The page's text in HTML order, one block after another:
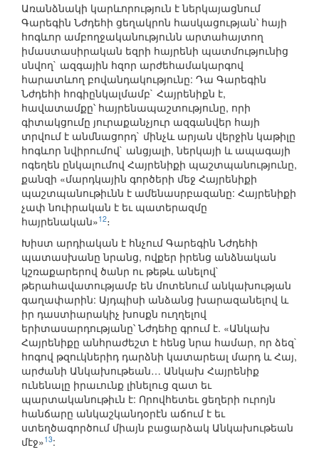
Առանձնակի կարևորություն է ներկայացնում
Գարեգին Նժդեհի ցեղակրոն հասկացության՝ հայի
հոգևոր ամբողջականությունն արտահայտող
իմաստասիրական եզրի հայրենի պատմությունից
սնվող` ազգային հզոր արժեհամակարգով
հարատևող բովանդակությունը: Դա Գարեգին
Նժդեհի հոգիընկալմամբ` Հայրենիքն է,
հավատամքը՝ հայրենապաշտությունը, որի
գիտակցումը յուրաքանչյուր ազգանվեր հայի
տրվում է անմնացորդ` մինչև արյան վերջին կաթիլը
հոգևոր նվիրումով` անցյալի, ներկայի և ապագայի
ոգեղեն ընկալումով Հայրենիքի պաշտպանությունը,
քանզի «մարդկային գործերի մեջ Հայրենիքի
պաշտպանութիւնն է ամենասրբազանը: Հայրենիքի
չափ նուիրական է եւ պատերազմը
հայրենական»12։
Խիստ արդիական է հնչում Գարեգին Նժդեհի
պատասխանը նրանց, ովքեր իրենց անձնական
կշռաքարերով ծանր ու թեթև անելով`
թերահավատությամբ են մոտենում անկախության
գաղափարին: Այդպիսի անձանց խարազանելով և
իր դաստիարակիչ խոսքն ուղղելով
երիտասարդությանը՝ Նժդեհը գրում է. «Անկախ
Հայրենիքը անհրաժեշտ է հենց նրա համար, որ ձեզ`
հոգով թզուկներիդ դարձնի կատարեալ մարդ և Հայ,
արժանի Անկախութեան… Անկախ Հայրենիք
ունենալը իրաւունք լինելուց զատ եւ
պարտականութիւն է: Որովհետեւ ցեղերի ուրոյն
հանճարը անկաշկանդօրէն աճում է եւ
ստեղծագործում միայն բացարձակ Անկախութեան
մէջ»13: